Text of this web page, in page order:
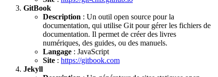
GitBook
Description : Un outil open source pour la
documentation, qui utilise Git pour gérer les fichiers de
documentation. Il permet de créer des livres
numériques, des guides, ou des manuels.
Langage : JavaScript
Site : https://gitbook.com
Jekyll